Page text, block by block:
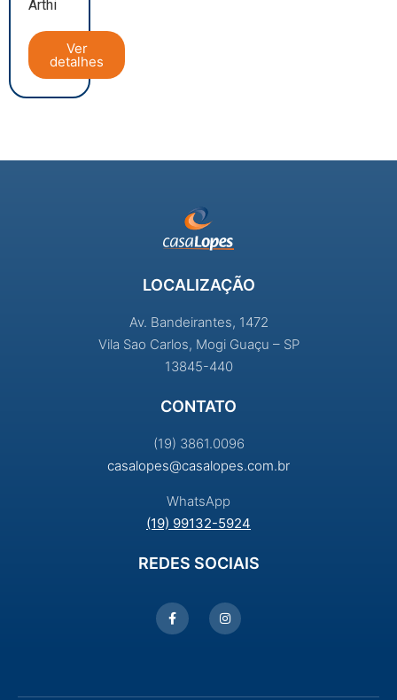
Arthi
Ver
detalhes
LOCALIZAÇÃO
Av. Bandeirantes, 1472
Vila Sao Carlos, Mogi Guaçu – SP
13845-440
CONTATO
(19) 3861.0096
casalopes@casalopes.com.br
WhatsApp
(19) 99132-5924
REDES SOCIAIS